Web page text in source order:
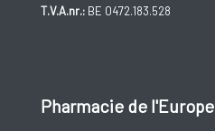
T.V.A.nr.:BE 0472.183.528
Pharmacie de l'Europe